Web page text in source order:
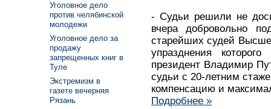
- Судьи решили не
вчера добровольно
старейших судей
упразднения
президент Владимир
судьи с 20-летним
компенсацию и
Подробнее »
Уголовное дело
против челябинской
молодежи
Уголовное дело за
продажу
запрещенных книг в
Туле
Экстремизм в
газете вечерняя
Рязань